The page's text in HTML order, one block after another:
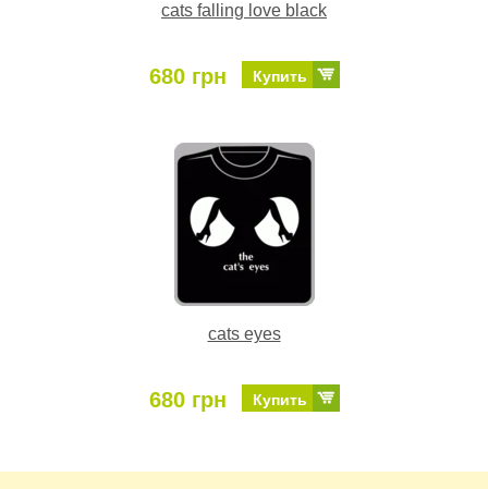
cats falling love black
680 грн Купить
cats eyes
680 грн Купить